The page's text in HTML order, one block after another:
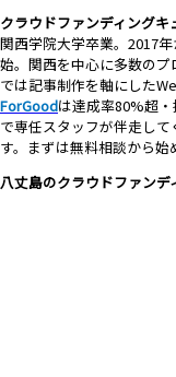
クラウドファンディングキ
関西学院大学卒業。2017
始。関西を中心に多数の
では記事制作を軸にした
ForGoodは達成率80%超
で専任スタッフが伴走し
す。まずは無料相談から始
八丈島のクラウドファンデ